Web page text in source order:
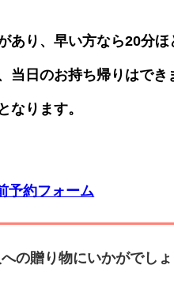
早い方なら20分ほど
日のお持ち帰りはでき
なります。
予約フォーム
の贈り物にいかがでしょ